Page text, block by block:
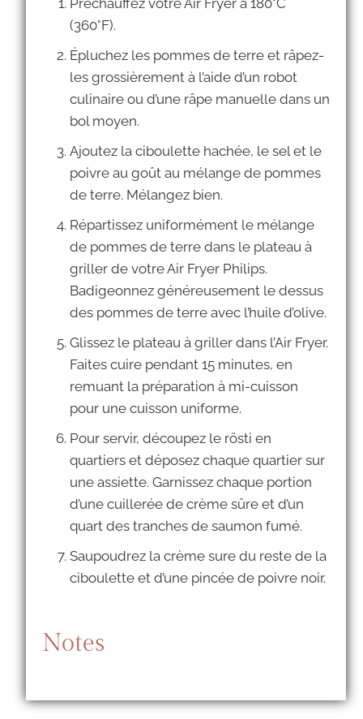
Préchauffez votre Air Fryer à 180°C
(360°F).
Épluchez les pommes de terre et râpez-
les grossièrement à l’aide d’un robot
culinaire ou d’une râpe manuelle dans un
bol moyen.
Ajoutez la ciboulette hachée, le sel et le
poivre au goût au mélange de pommes
de terre. Mélangez bien.
Répartissez uniformément le mélange
de pommes de terre dans le plateau à
griller de votre Air Fryer Philips.
Badigeonnez généreusement le dessus
des pommes de terre avec l’huile d’olive.
Glissez le plateau à griller dans l’Air Fryer.
Faites cuire pendant 15 minutes, en
remuant la préparation à mi-cuisson
pour une cuisson uniforme.
Pour servir, découpez le rösti en
quartiers et déposez chaque quartier sur
une assiette. Garnissez chaque portion
d’une cuillerée de crème sûre et d’un
quart des tranches de saumon fumé.
Saupoudrez la crème sure du reste de la
ciboulette et d’une pincée de poivre noir.
Notes